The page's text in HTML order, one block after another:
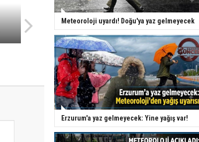
Meteoroloji uyardı! Doğu'ya yaz gelmeyecek
Erzurum'a yaz gelmeyecek: Yine yağış var!